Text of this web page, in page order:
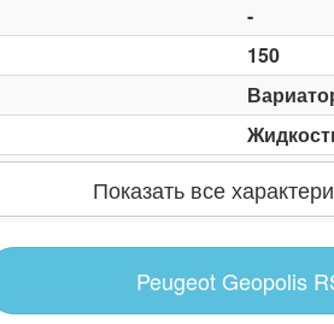
-
150
Показать все
Peugeot Geopolis